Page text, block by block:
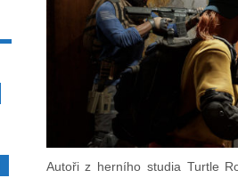
Autoři z herního studia Turtle